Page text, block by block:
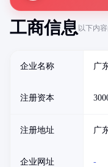
工商信息以下内
企业名称 广
注册资本
注册地址 广
企业网址 -